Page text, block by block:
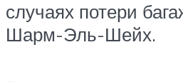
случаях потери
Шарм-Эль-Шейх.